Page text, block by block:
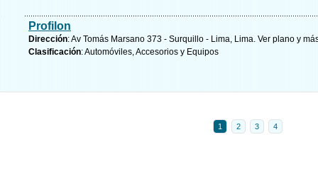
Profilon
Dirección: Av Tomás Marsano 373 - Surquillo - Lima, Lima. Ver plano y
Clasificación: Automóviles, Accesorios y Equipos
1 2 3 4